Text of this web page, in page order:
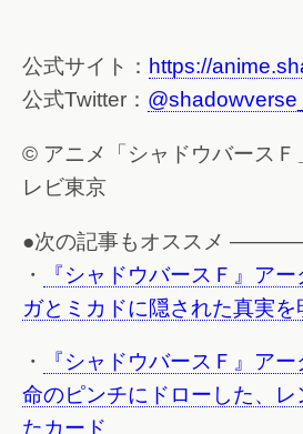
公式サイト： https://
公式Twitter：
© アニメ「シャドウバースＦ
レビ東京
●次の記事もオススメ
・
『シャドウバースＦ』ア
ガとミカドに隠された真実
・
『シャドウバースＦ』ア
命のピンチにドローした、
たカード